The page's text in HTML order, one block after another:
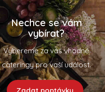
Nechce se vám
vybírat?
Vybereme za vás vhodné
cateringy pro vaší událost.